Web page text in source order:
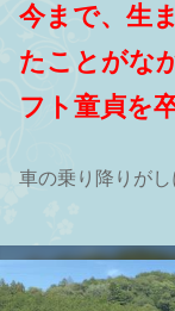
今まで、生
たことがな
フト童貞を
車の乗り降りがし